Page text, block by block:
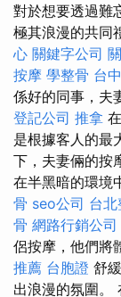
對於想要透過難
極其浪漫的共同
心 關鍵字公司
按摩 學整骨 台
係好的同事，夫
登記公司 推拿
是根據客人的最
下，夫妻倆的按
在半黑暗的環境
骨 seo公司 台
骨 網路行銷公司
侶按摩，他們將
推薦 台胞證 舒
出浪漫的氛圍。